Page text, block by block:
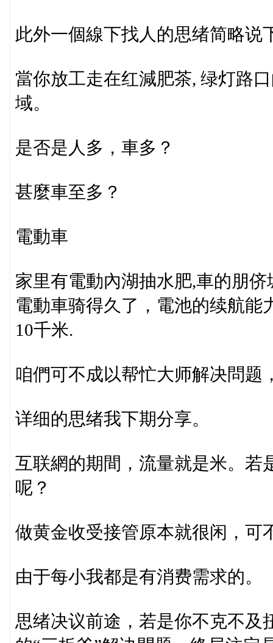
此外一個線下找人的思绪简略说
當你放工走在红減肥茶, 绿灯路
域。
是否是人多，車多？
甚麼車至多？
電動車
家里有電動內湖抽水肥,車的朋
電動車骑得久了，電池的续航能
10千米.
咱們可不成以帮忙大师解决問题
详细的思绪我下期分享。
互联網的期間，流量就是米。若
呢？
做黄金收受接管原本就很闲，可
由于每小我都是有消费需求的。
思绪决议前途，若是你不克不及